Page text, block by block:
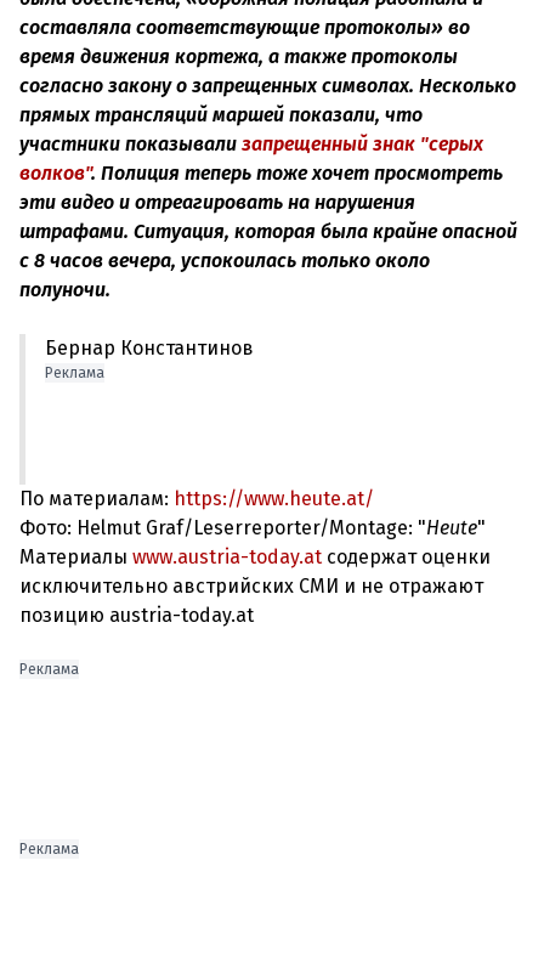
составляла соответствующие протоколы» во
время движения кортежа, а также протоколы
согласно закону о запрещенных символах. Несколько
прямых трансляций маршей показали, что
участники показывали запрещенный знак "серых
волков". Полиция теперь тоже хочет просмотреть
эти видео и отреагировать на нарушения
штрафами. Ситуация, которая была крайне опасной
с 8 часов вечера, успокоилась только около
полуночи.
Бернар Константинов
Реклама
По материалам: https://www.heute.at/
Фото: Helmut Graf/Leserreporter/Montage: "Heute"
Материалы www.austria-today.at содержат оценки
исключительно австрийских СМИ и не отражают
позицию austria-today.at
Реклама
Реклама